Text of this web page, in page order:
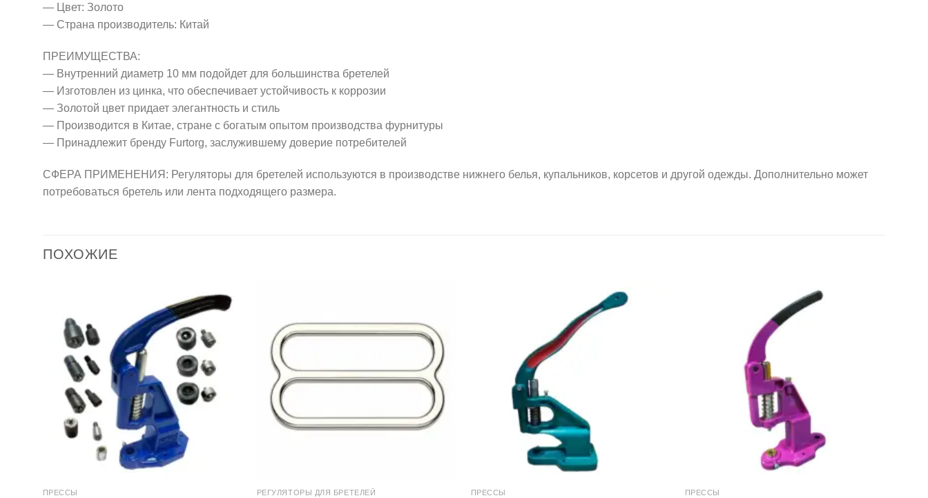
— Цвет: Золото
— Страна производитель: Китай
ПРЕИМУЩЕСТВА:
— Внутренний диаметр 10 мм подойдет для большинства бретелей
— Изготовлен из цинка, что обеспечивает устойчивость к коррозии
— Золотой цвет придает элегантность и стиль
— Производится в Китае, стране с богатым опытом производства фурнитуры
— Принадлежит бренду Furtorg, заслужившему доверие потребителей
СФЕРА ПРИМЕНЕНИЯ: Регуляторы для бретелей используются в производстве нижнего белья, купальников, корсетов и другой одежды. Дополнительно может
потребоваться бретель или лента подходящего размера.
ПОХОЖИЕ
ПРЕССЫ РЕГУЛЯТОРЫ ДЛЯ БРЕТЕЛЕЙ ПРЕССЫ ПРЕССЫ